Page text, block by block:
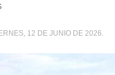
12 DE JUNIO DE 2026.